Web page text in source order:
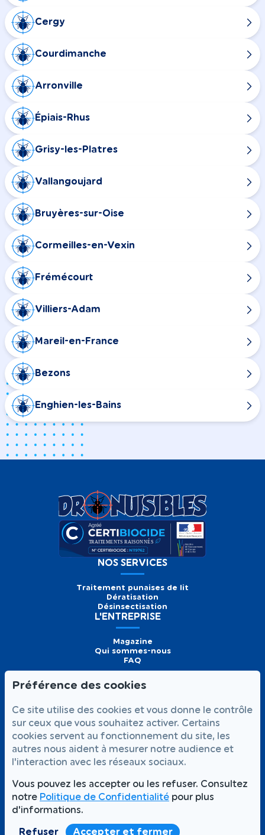
Cergy
Courdimanche
Arronville
Épiais-Rhus
Grisy-les-Platres
Vallangoujard
Bruyères-sur-Oise
Cormeilles-en-Vexin
Frémécourt
Villiers-Adam
Mareil-en-France
Bezons
Enghien-les-Bains
NOS SERVICES
Traitement punaises de lit
Dératisation
Désinsectisation
L'ENTREPRISE
Magazine
Qui sommes-nous
FAQ
01 56 93 60 26
Formulaire de
contact
Prendre
rendez-vous
NOUS SUIVRE
Intervention rapide 7j/7
Partout à Paris et en Île-de-France
Votre satisfaction,
Préférence des cookies
Ce site utilise des cookies et vous donne le contrôle
sur ceux que vous souhaitez activer. Certains
cookies servent au fonctionnement du site, les
autres nous aident à mesurer notre audience et
l'interaction avec les réseaux sociaux.
Vous pouvez les accepter ou les refuser. Consultez
notre Politique de Confidentialité pour plus
d'informations.
Refuser Accepter et fermer